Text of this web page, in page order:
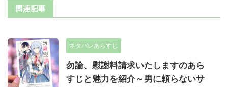
関連記事
ネタバレあらすじ
勿論、慰謝料請求いたしますのあら
すじと魅力を紹介～男に頼らないサ